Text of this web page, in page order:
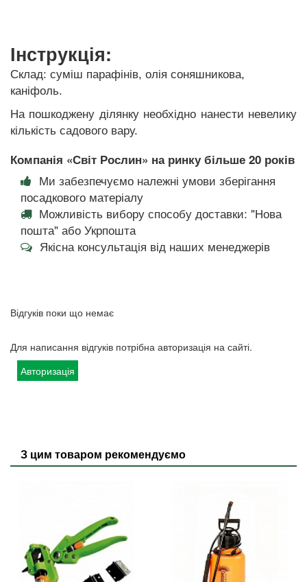
Інструкція:
Склад: суміш парафінів, олія соняшникова,
каніфоль.
На пошкоджену ділянку необхідно нанести невелику
кількість садового вару.
Компанія «Світ Рослин» на ринку більше 20 років
Ми забезпечуємо належні умови зберігання
посадкового матеріалу
Можливість вибору способу доставки: "Нова
пошта" або Укрпошта
Якісна консультація від наших менеджерів
Відгуків поки що немає
Для написання відгуків потрібна авторизація на сайті.
Авторизація
З цим товаром рекомендуємо